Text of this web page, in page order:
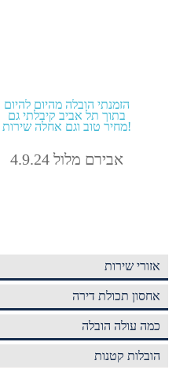
הזמנתי
בתוך תל
מחיר טוב וגם אחלה שירות!
אבירם מלול
אזורי שירות
אחסון תכולת דירה
כמה עולה הובלה
הובלות קטנות